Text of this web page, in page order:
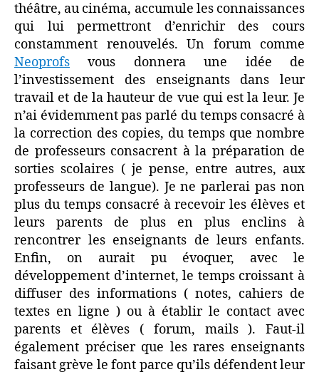
théâtre, au cinéma, accumule les connaissances
qui lui permettront d’enrichir des cours
constamment renouvelés. Un forum comme
Neoprofs vous donnera une idée de
l’investissement des enseignants dans leur
travail et de la hauteur de vue qui est la leur. Je
n’ai évidemment pas parlé du temps consacré à
la correction des copies, du temps que nombre
de professeurs consacrent à la préparation de
sorties scolaires ( je pense, entre autres, aux
professeurs de langue). Je ne parlerai pas non
plus du temps consacré à recevoir les élèves et
leurs parents de plus en plus enclins à
rencontrer les enseignants de leurs enfants.
Enfin, on aurait pu évoquer, avec le
développement d’internet, le temps croissant à
diffuser des informations ( notes, cahiers de
textes en ligne ) ou à établir le contact avec
parents et élèves ( forum, mails ). Faut-il
également préciser que les rares enseignants
faisant grève le font parce qu’ils défendent leur